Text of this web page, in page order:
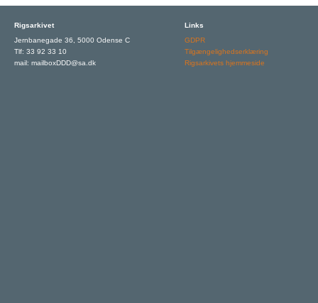
Rigsarkivet
Jernbanegade 36, 5000 Odense C
Tlf: 33 92 33 10
mail: mailboxDDD@sa.dk
Links
GDPR
Tilgængelighedserklæring
Rigsarkivets hjemmeside